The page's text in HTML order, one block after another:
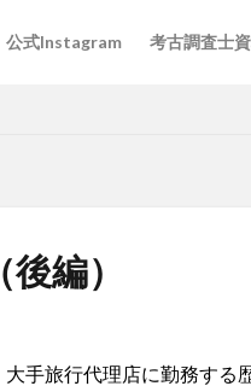
公式Instagram 考古調査士
編）
手旅行代理店に勤務する